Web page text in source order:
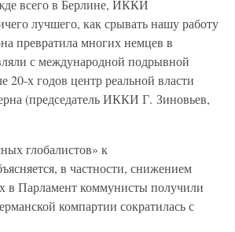
всего в Берлине, ИККИ
лучшего, как срывать нашу работу
превратила многих немцев в
с международной подрывной
х годов центр реальной власти
(председатель ИККИ Г. Зиновьев,
глобалистов» к
в частности, снижением
Парламент коммунисты получили
компартии сократилась с